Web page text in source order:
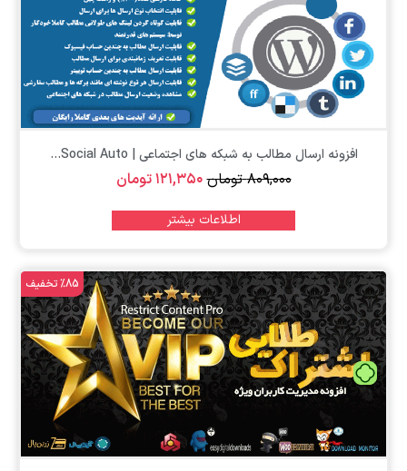
افزونه ارسال مطالب به شبکه های اجتماعی | Social Auto...
۸۰۹,۰۰۰ تومان۱۲۱,۳۵۰تومان
اطلاعات بیشتر
تومان
%85 تخفیف